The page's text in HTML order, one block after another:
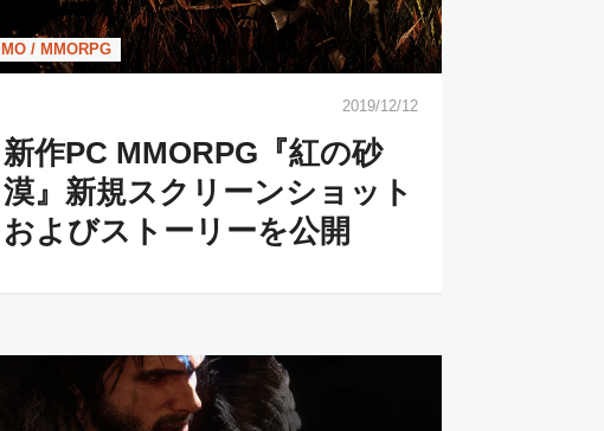
MO / MMORPG
2019/12/12
新作PC MMORPG『紅の砂
漠』新規スクリーンショット
およびストーリーを公開